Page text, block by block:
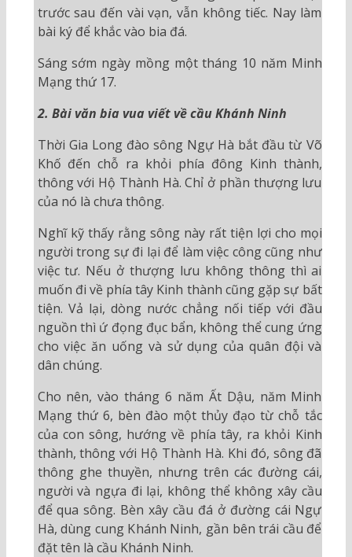
trước sau đến vài vạn, vẫn không tiếc. Nay làm
bài ký để khắc vào bia đá.
Sáng sớm ngày mồng một tháng 10 năm Minh
Mạng thứ 17.
2. Bài văn bia vua viết về cầu Khánh Ninh
Thời Gia Long đào sông Ngự Hà bắt đầu từ Võ
Khố đến chỗ ra khỏi phía đông Kinh thành,
thông với Hộ Thành Hà. Chỉ ở phần thượng lưu
của nó là chưa thông.
Nghĩ kỹ thấy rằng sông này rất tiện lợi cho mọi
người trong sự đi lại để làm việc công cũng như
việc tư. Nếu ở thượng lưu không thông thì ai
muốn đi về phía tây Kinh thành cũng gặp sự bất
tiện. Vả lại, dòng nước chẳng nối tiếp với đầu
nguồn thì ứ đọng đục bẩn, không thể cung ứng
cho việc ăn uống và sử dụng của quân đội và
dân chúng.
Cho nên, vào tháng 6 năm Ất Dậu, năm Minh
Mạng thứ 6, bèn đào một thủy đạo từ chỗ tắc
của con sông, hướng về phía tây, ra khỏi Kinh
thành, thông với Hộ Thành Hà. Khi đó, sông đã
thông ghe thuyền, nhưng trên các đường cái,
người và ngựa đi lại, không thể không xây cầu
để qua sông. Bèn xây cầu đá ở đường cái Ngự
Hà, dùng cung Khánh Ninh, gần bên trái cầu để
đặt tên là cầu Khánh Ninh.